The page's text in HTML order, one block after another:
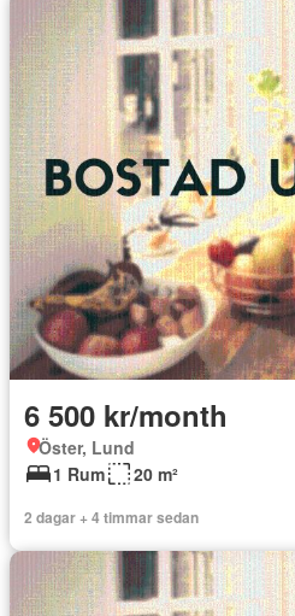
6 500 kr/month
Öster, Lund
1 Rum
20 m²
2 dagar + 4 timmar sedan